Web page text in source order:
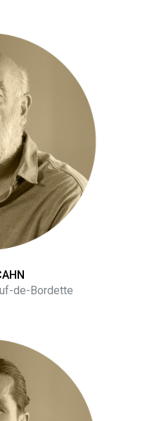
de-Bordette